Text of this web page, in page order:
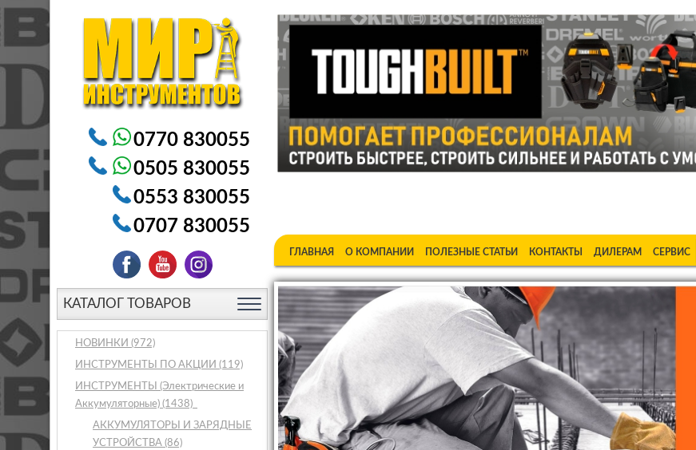
0770 830055
0505 830055
0553 830055
0707 830055
ГЛАВНАЯ О КОМПАНИИ ПОЛЕЗНЫЕ СТАТЬИ КОНТАКТЫ ДИЛЕРАМ СЕРВИС
КАТАЛОГ ТОВАРОВ
НОВИНКИ (972)
ИНСТРУМЕНТЫ ПО АКЦИИ (119)
ИНСТРУМЕНТЫ (Электрические и
Аккумуляторные) (1438)
АККУМУЛЯТОРЫ И ЗАРЯДНЫЕ
УСТРОЙСТВА (86)